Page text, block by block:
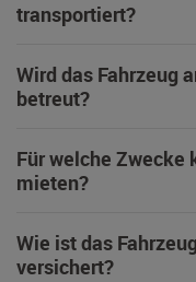
transportiert?
Wird das Fahrzeug
betreut?
Für welche Zwecke
mieten?
Wie ist das
versichert?